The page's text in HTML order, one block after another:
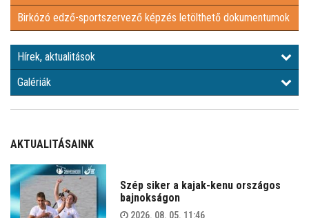
DOKUMENTUMOK
HÍREK, AKTUALITÁSOK
GALÉRIÁK
Birkózó edző-sportszervező képzés letölthető dokumentumok
Hírek, aktualitások
Galériák
AKTUALITÁSAINK
Szép siker a kajak-kenu országos
bajnokságon
2026. 08. 05. 11:46